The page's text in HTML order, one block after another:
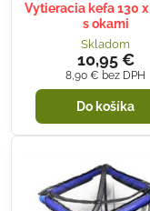
Vytieracia kefa 130 x
s okami
Skladom
10,95 €
8,90 € bez DPH
Do košíka